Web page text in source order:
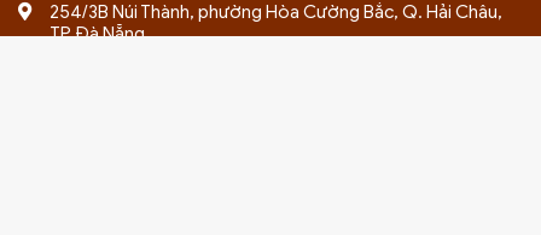
254/3B Núi Thành, phường Hòa Cường Bắc, Q. Hải Châu,
TP Đà Nẵng